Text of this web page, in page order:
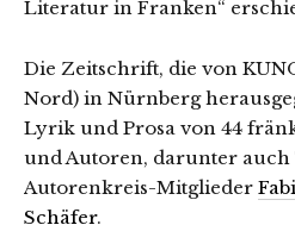
Literatur in Franken“
Die Zeitschrift, die von
Nord) in Nürnberg
Lyrik und Prosa von 44
und Autoren, darunter auch
Autorenkreis-Mitglieder
Schäfer.